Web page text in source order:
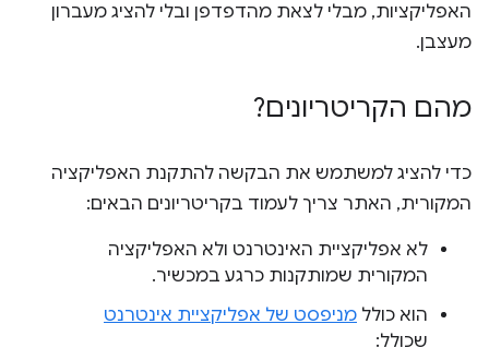
האפליקציות, מבלי לצאת מהדפדפן ובלי להציג מעברון
מעצבן.
מהם הקריטריונים?
כדי להציג למשתמש את הבקשה להתקנת האפליקציה
המקורית, האתר צריך לעמוד בקריטריונים הבאים:
לא אפליקציית האינטרנט ולא האפליקציה
המקורית שמותקנות כרגע במכשיר.
הוא כולל מניפסט של אפליקציית אינטרנט
שכולל: